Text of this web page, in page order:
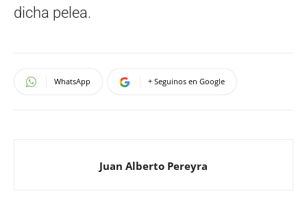
dicha pelea.
WhatsApp + Seguinos en Google
Juan Alberto Pereyra